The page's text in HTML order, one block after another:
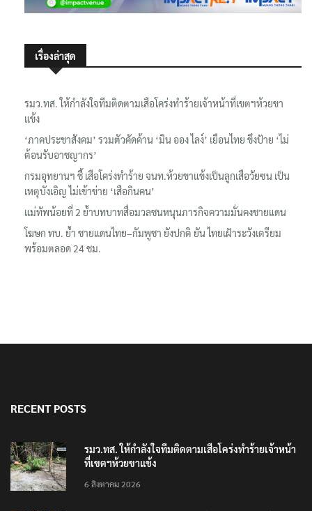
เรื่องล่าสุด
รมว.ทส. ให้กำลังใจทีมติดตามเสือโคร่งทำร้ายเจ้าหน้าที่เขตฯห้วยขา
แข้ง
‘ภาคประชาสังคม’ รวมตัวคัดค้าน ‘มิน ออง ไลง์’ เยือนไทย ขึงป้าย ‘ไม่
ต้อนรับอาชญากร’
กรมอุทยานฯ ชี้ เสือโคร่งทำร้าย จนท.ห้วยขาแข้งเป็นลูกเสือวัยซน เป็น
เหตุบังเอิญ ไม่เข้าข่าย ‘เสือกินคน’
แม่ทัพน้อยที่ 2 ย้ำบทบาทสื่อมวลชนหนุนภารกิจความมั่นคงชายแดน
โฆษก ทบ. ย้ำ ชายแดนไทย–กัมพูชา ยังปกติ ยัน ไทยเฝ้าระวังเตรียม
พร้อมตลอด 24 ชม.
RECENT POSTS
รมว.ทส. ให้กำลังใจทีมติดตามเสือโคร่งทำร้ายเจ้าหน้า
ที่เขตฯห้วยขาแข้ง
6 สิงหาคม 2026